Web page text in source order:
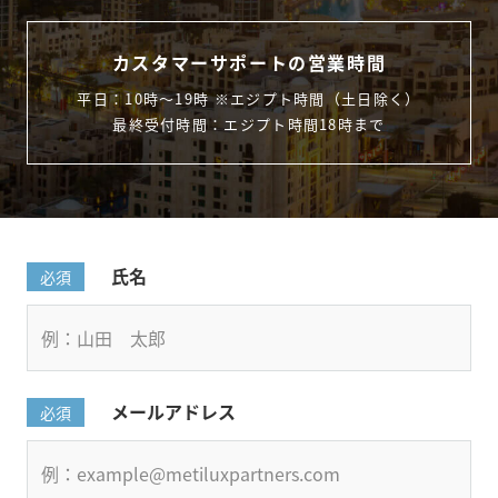
カスタマーサポートの営業時間
平日：10時〜19時 ※エジプト時間（土日除く）
最終受付時間：エジプト時間18時まで
必須 氏名
必須 メールアドレス